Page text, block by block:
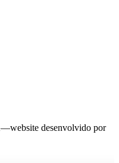
—website desenvolvido por